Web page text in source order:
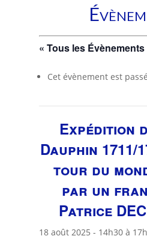
« Tous les Évènements
Cet évènement est
Expédition
Dauphin 1711/
tour du
par un
Patrice
18 août 2025 - 14h30à